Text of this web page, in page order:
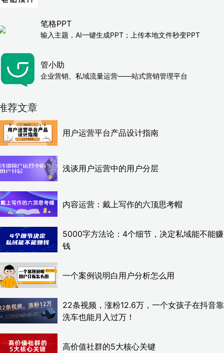
笔格PPT
输入主题，AI一键生成PPT；上传本地文件秒变PPT
管小助
企业营销、私域流量运营——站式营销管理平台
荐文章
用户运营平台产品设计指南
浅谈用户运营中的用户分层
内容运营：戴上写作的六顶思考帽
5000字方法论：4个细节，决定私域能不能赚
钱
一个案例说明白用户分析怎么用
22条视频，涨粉12.6万，一个女孩子在抖音靠
洗车也能月入过万！
高价值社群的5大核心关键